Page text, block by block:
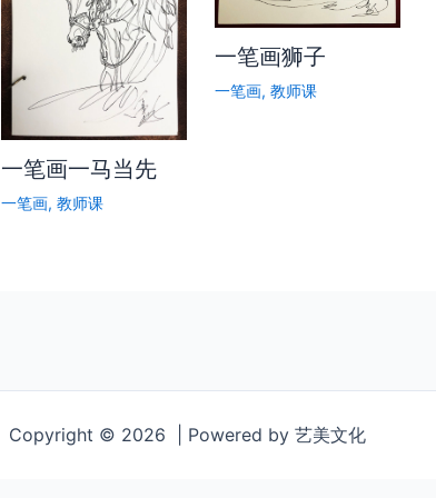
一笔画一马当先
一笔画, 教师课
一笔画狮子
一笔画, 教师课
Copyright © 2026 | Powered by 艺美文化